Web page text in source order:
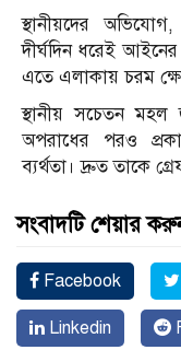
স্থানীয়দের
দীর্ঘদিন ধরেই
এতে এলাকায় চরম
স্থানীয় সচেতন
অপরাধের পরও
ব্যর্থতা। দ্রুত তাকে
সংবাদটি শেয়ার
Facebook
Linkedin